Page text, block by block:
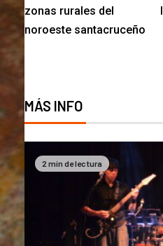
zonas rurales del
noroeste santacruceño
MÁS INFO
2 min de lectura